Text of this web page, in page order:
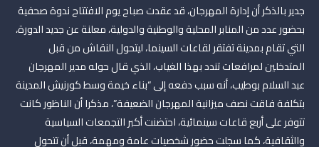
جدير بالذكر أن إدارة المهرجان، قد عقدت صباح يوم الافتتاح ندوة صحفية
بحضور عدد من المنابر المحلية والوطنية والدولية، معلنة عن جديد الدورة،
التي تقام بمدينة تفتقر لقاعات السينما، ليتحول النقاش من قبل
المتدخلين لمرافعات تندد بهذا الغياب، الذي قال حوله مدير المهرجان
عبد السلام بوطيب، أنه سبب دفعه إلى “بناء خيمة وسط كورنيش المدينة
بتكلفة فاقت نصف ميزانية المهرجان الضعيفة”، مذكرا أن الناظور كانت
تتوفر على أربع قاعات سينمائية، احتضنت أكبر التجمعات السياسية
والثقافية، كما سجلت حضور شخصيات عامة ومهمة، قبل أن تتحول